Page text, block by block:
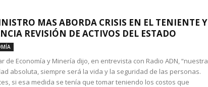
MAS ABORDA CRISIS EN EL TENIENTE Y
REVISIÓN DE ACTIVOS DEL ESTADO
de Economía y Minería dijo, en entrevista con Radio ADN, “nuestra
absoluta, siempre será la vida y la seguridad de las personas.
si esa medida se tenía que tomar teniendo los costos que